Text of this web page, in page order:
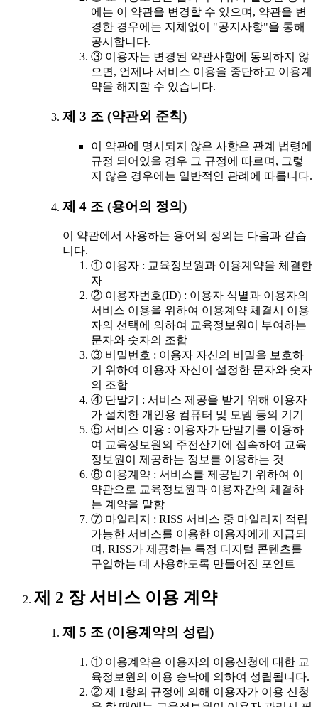
에는 이 약관을 변경할 수 있으며, 약관을 변
경한 경우에는 지체없이 "공지사항"을 통해
공시합니다.
③ 이용자는 변경된 약관사항에 동의하지 않
으면, 언제나 서비스 이용을 중단하고 이용계
약을 해지할 수 있습니다.
제 3 조 (약관외 준칙)
이 약관에 명시되지 않은 사항은 관계 법령에
규정 되어있을 경우 그 규정에 따르며, 그렇
지 않은 경우에는 일반적인 관례에 따릅니다.
제 4 조 (용어의 정의)
이 약관에서 사용하는 용어의 정의는 다음과 같습
니다.
① 이용자 : 교육정보원과 이용계약을 체결한
자
② 이용자번호(ID) : 이용자 식별과 이용자의
서비스 이용을 위하여 이용계약 체결시 이용
자의 선택에 의하여 교육정보원이 부여하는
문자와 숫자의 조합
③ 비밀번호 : 이용자 자신의 비밀을 보호하
기 위하여 이용자 자신이 설정한 문자와 숫자
의 조합
④ 단말기 : 서비스 제공을 받기 위해 이용자
가 설치한 개인용 컴퓨터 및 모뎀 등의 기기
⑤ 서비스 이용 : 이용자가 단말기를 이용하
여 교육정보원의 주전산기에 접속하여 교육
정보원이 제공하는 정보를 이용하는 것
⑥ 이용계약 : 서비스를 제공받기 위하여 이
약관으로 교육정보원과 이용자간의 체결하
는 계약을 말함
⑦ 마일리지 : RISS 서비스 중 마일리지 적립
가능한 서비스를 이용한 이용자에게 지급되
며, RISS가 제공하는 특정 디지털 콘텐츠를
구입하는 데 사용하도록 만들어진 포인트
제 2 장 서비스 이용 계약
제 5 조 (이용계약의 성립)
① 이용계약은 이용자의 이용신청에 대한 교
육정보원의 이용 승낙에 의하여 성립됩니다.
② 제 1항의 규정에 의해 이용자가 이용 신청